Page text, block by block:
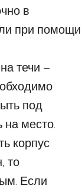
в
при помощи
течи –
под
на место.
корпус
то
Если